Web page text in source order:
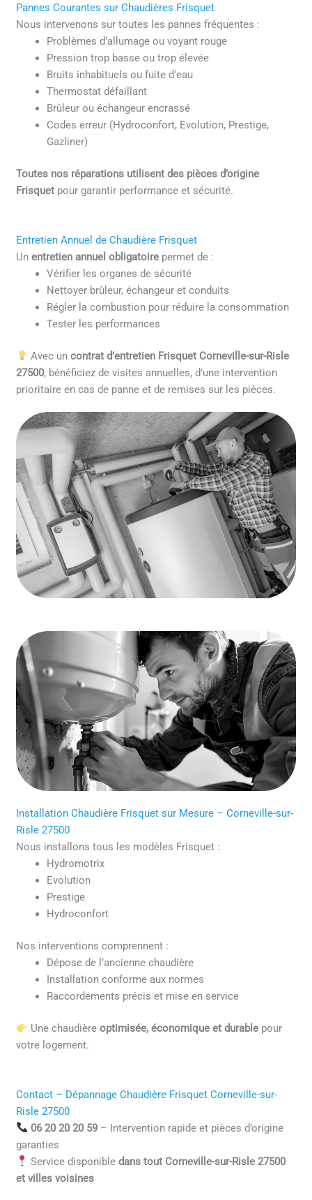
Pannes Courantes sur Chaudières Frisquet
Nous intervenons sur toutes les pannes fréquentes :
Problèmes d’allumage ou voyant rouge
Pression trop basse ou trop élevée
Bruits inhabituels ou fuite d’eau
Thermostat défaillant
Brûleur ou échangeur encrassé
Codes erreur (Hydroconfort, Evolution, Prestige,
Gazliner)
Toutes nos réparations utilisent des pièces d’origine
Frisquet pour garantir performance et sécurité.
Entretien Annuel de Chaudière Frisquet
Unentretien annuel obligatoire permet de :
Vérifier les organes de sécurité
Nettoyer brûleur, échangeur et conduits
Régler la combustion pour réduire la consommation
Tester les performances
Avec un contrat d’entretien Frisquet Corneville-sur-Risle
27500, bénéficiez de visites annuelles, d’une intervention
prioritaire en cas de panne et de remises sur les pièces.
Installation Chaudière Frisquet sur Mesure – Corneville-sur-
Risle 27500
Nous installons tous les modèles Frisquet :
Hydromotrix
Evolution
Prestige
Hydroconfort
Nos interventions comprennent :
Dépose de l’ancienne chaudière
Installation conforme aux normes
Raccordements précis et mise en service
Une chaudière optimisée, économique et durablepour
votre logement.
Contact – Dépannage Chaudière Frisquet Corneville-sur-
Risle 27500
06 20 20 20 59– Intervention rapide et pièces d’origine
garanties
Service disponible dans tout Corneville-sur-Risle 27500
et villes voisines